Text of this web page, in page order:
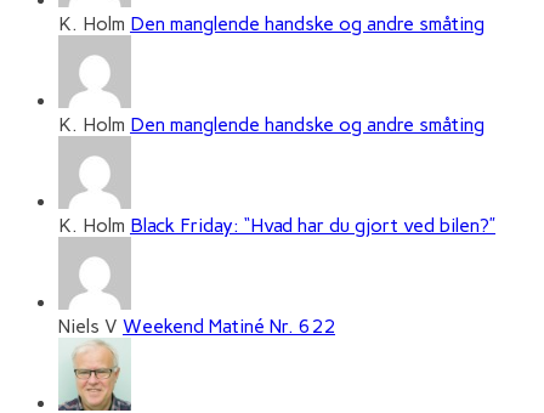
K. Holm Den manglende handske og andre småting
K. Holm Den manglende handske og andre småting
K. Holm Black Friday: “Hvad har du gjort ved bilen?”
Niels V Weekend Matiné Nr. 622